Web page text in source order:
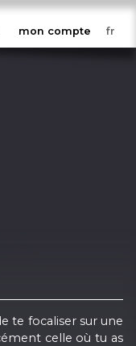
mon compte
te focaliser sur une
celle où tu as